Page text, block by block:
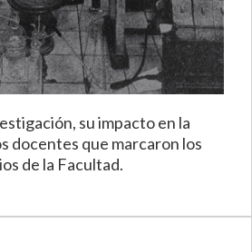
su impacto en la
docentes que marcaron los
de la Facultad.